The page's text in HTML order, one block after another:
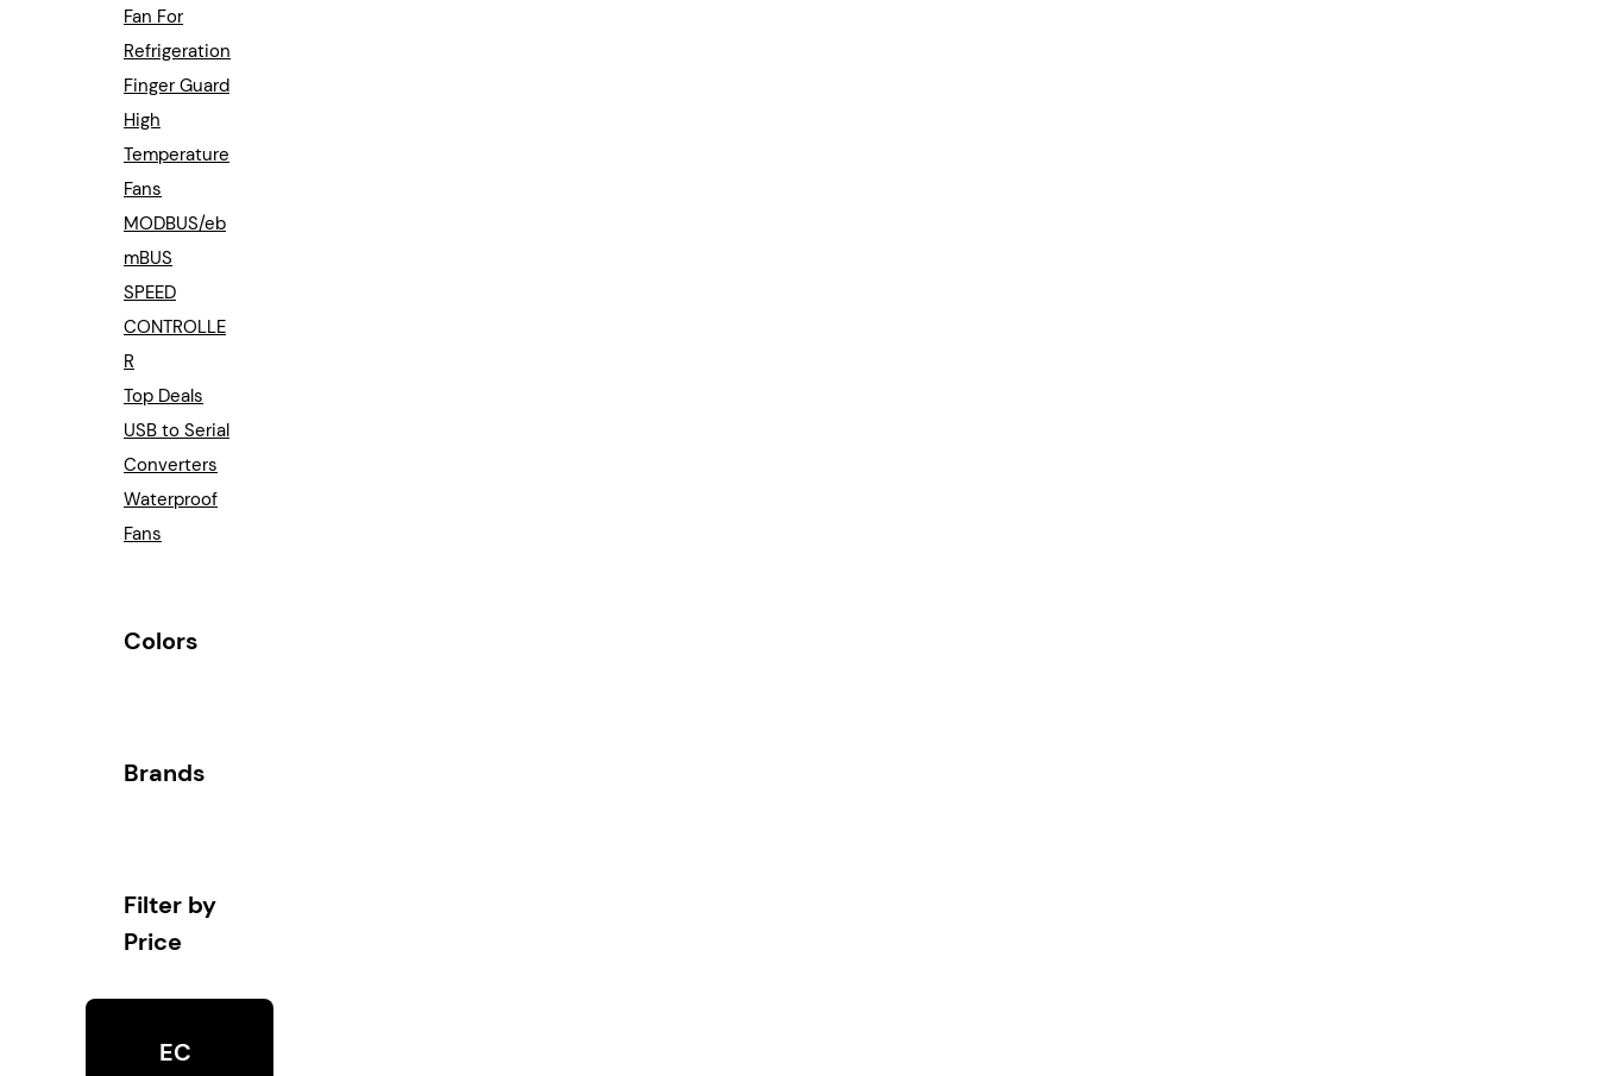
Fan For
Refrigeration
Finger Guard
High
Temperature
Fans
MODBUS/eb
mBUS
SPEED
CONTROLLE
R
Top Deals
USB to Serial
Converters
Waterproof
Fans
Colors
Brands
Filter by
Price
EC